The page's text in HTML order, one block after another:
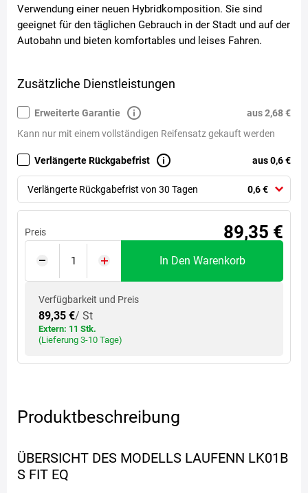
Verwendung einer neuen Hybridkomposition. Sie sind
geeignet für den täglichen Gebrauch in der Stadt und auf der
Autobahn und bieten komfortables und leises Fahren.
Zusätzliche Dienstleistungen
Erweiterte Garantie
Kann nur mit einem vollständigen Reifensatz gekauft werden
aus 2,68 €
Verlängerte Rückgabefrist
Verlängerte Rückgabefrist von 30 Tagen 0,6 €
aus 0,6 €
Preis 89,35 €
In Den Warenkorb
Verfügbarkeit und Preis
89,35 €/ St
Extern: 11 Stk.
(Lieferung 3-10 Tage)
Produktbeschreibung
ÜBERSICHT DES MODELLS LAUFENN LK01B
S FIT EQ